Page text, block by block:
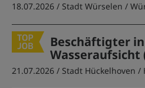
18.07.2026 / Stadt Würselen /
Beschäftigter
21.07.2026 / Stadt Hückelhoven /